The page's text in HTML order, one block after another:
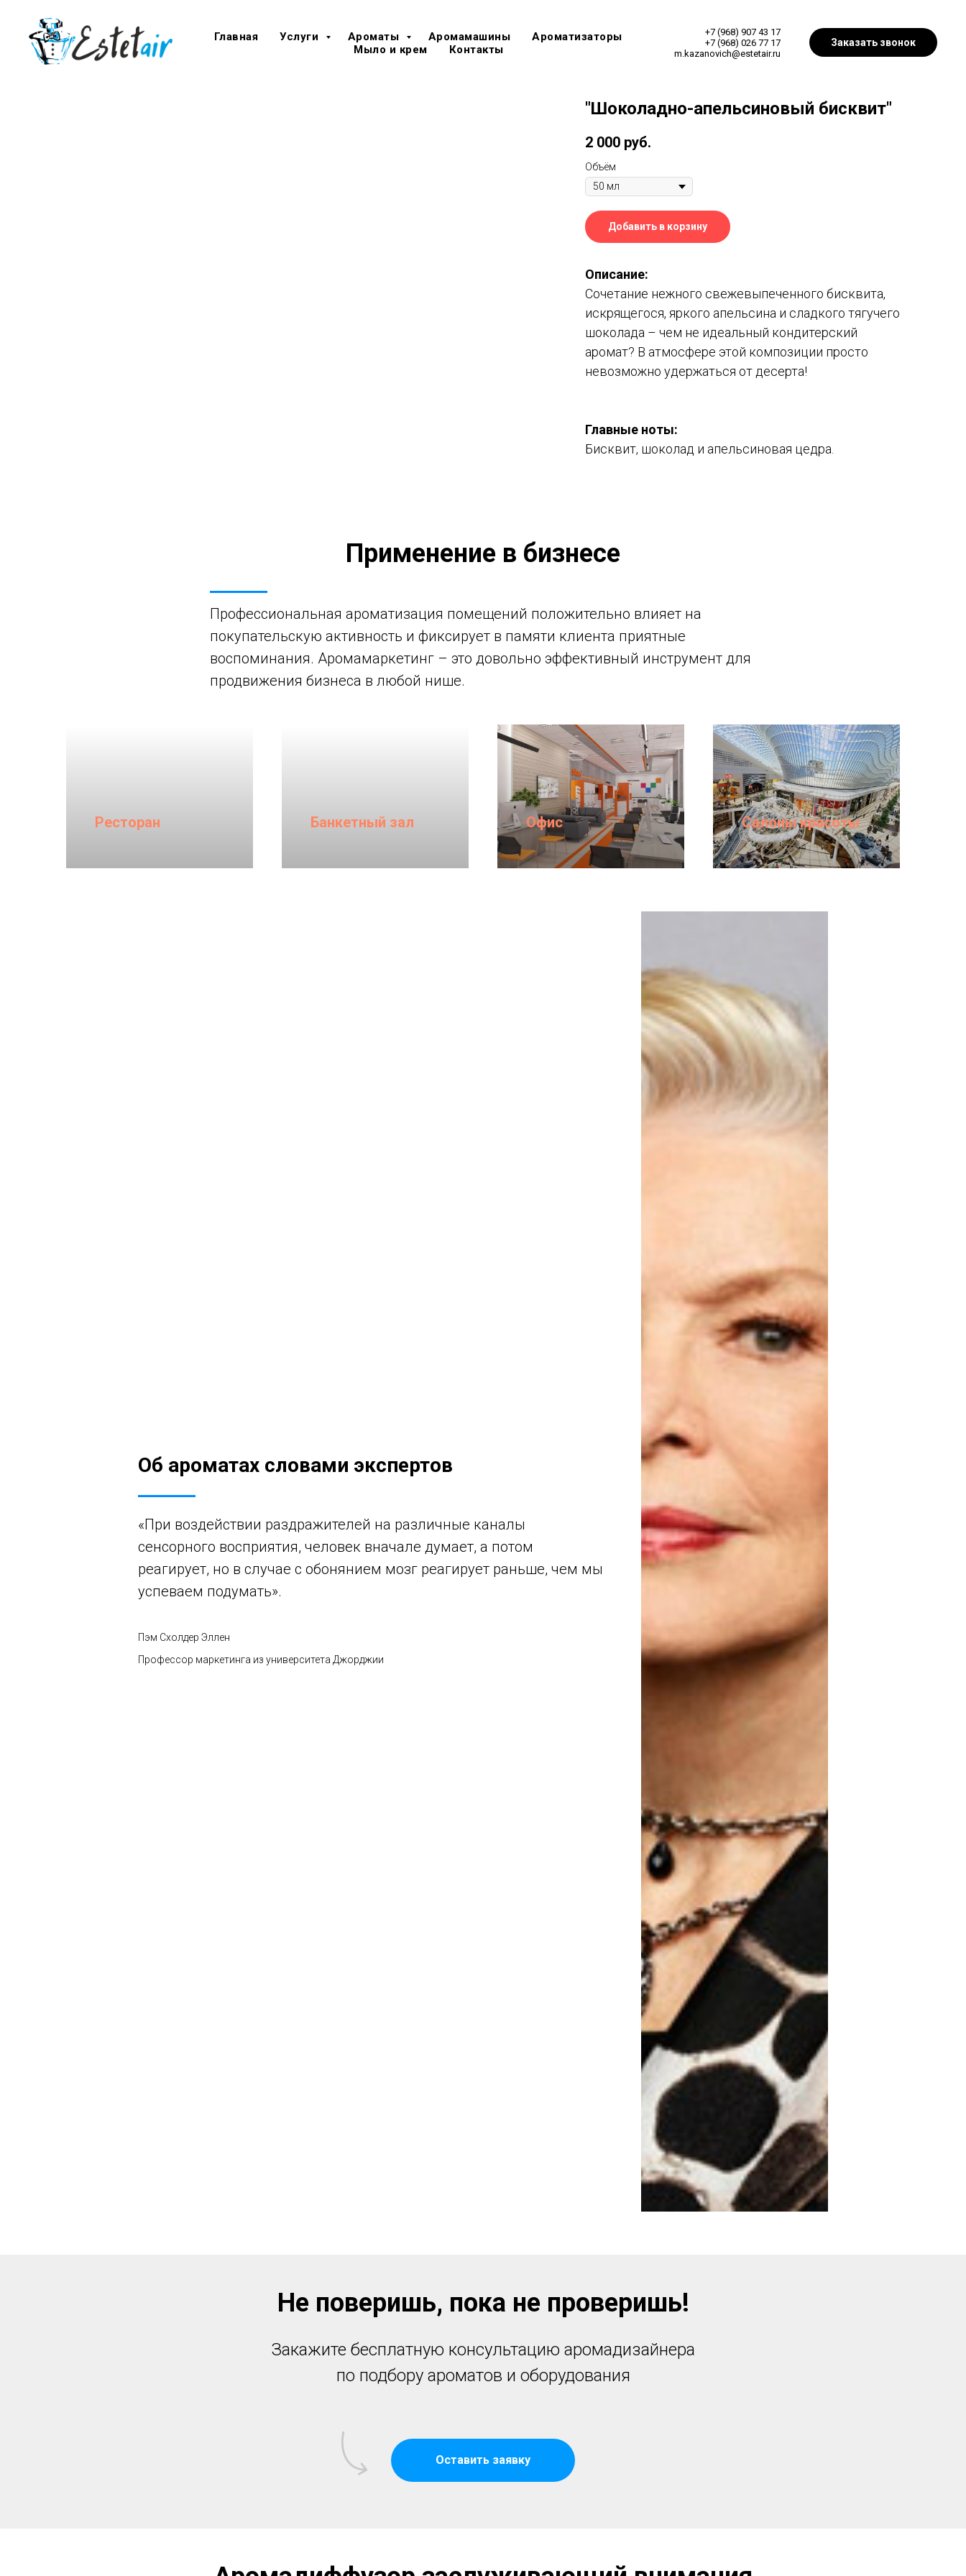
Главная Услуги Ароматы Аромамашины
Ароматизаторы
Мыло и крем
Контакты
+7 (968) 907 43 17
+7 (968) 026 77 17
m.kazanovich@estetair.ru
Заказать звонок
"Шоколадно-апельсиновый бисквит"
2 000 руб.
Объём
Добавить в корзину
Описание:
Сочетание нежного свежевыпеченного бисквита,
искрящегося, яркого апельсина и сладкого тягучего
шоколада – чем не идеальный кондитерский
аромат? В атмосфере этой композиции просто
невозможно удержаться от десерта!
Главные ноты:
Бисквит, шоколад и апельсиновая цедра.
Применение в бизнесе
Профессиональная ароматизация помещений положительно влияет на
покупательскую активность и фиксирует в памяти клиента приятные
воспоминания. Аромамаркетинг – это довольно эффективный инструмент для
продвижения бизнеса в любой нише.
Ресторан Банкетный зал Офис Салоны красоты
Об ароматах словами экспертов
«При воздействии раздражителей на различные каналы
сенсорного восприятия, человек вначале думает, а потом
реагирует, но в случае с обонянием мозг реагирует раньше, чем мы
успеваем подумать».
Пэм Схолдер Эллен
Профессор маркетинга из университета Джорджии
Не поверишь, пока не проверишь!
Закажите бесплатную консультацию аромадизайнера
по подбору ароматов и оборудования
Оставить заявку